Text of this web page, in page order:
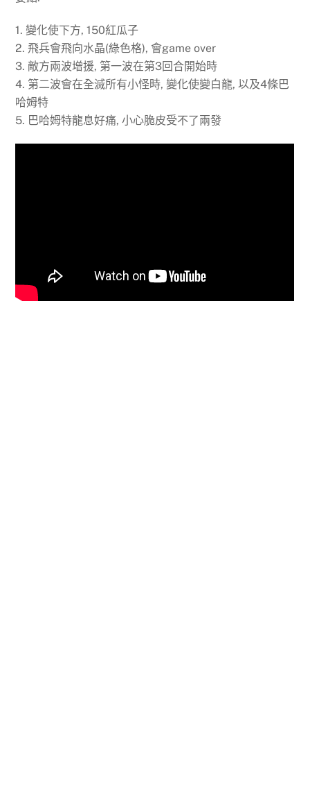
1. 變化使下方, 150紅瓜子
2. 飛兵會飛向水晶(綠色格), 會game over
3. 敵方兩波增援, 第一波在第3回合開始時
4. 第二波會在全滅所有小怪時, 變化使變白龍, 以及4條巴
哈姆特
5. 巴哈姆特龍息好痛, 小心脆皮受不了兩發